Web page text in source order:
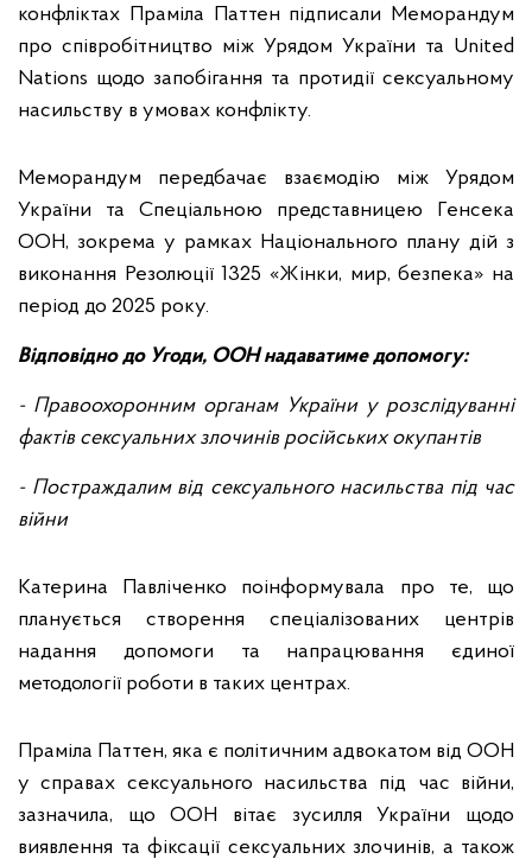
конфліктах Праміла Паттен підписали Меморандум
про співробітництво між Урядом України та United
Nations щодо запобігання та протидії сексуальному
насильству в умовах конфлікту.
Меморандум передбачає взаємодію між Урядом
України та Спеціальною представницею Генсека
ООН, зокрема у рамках Національного плану дій з
виконання Резолюції 1325 «Жінки, мир, безпека» на
період до 2025 року.
Відповідно до Угоди, ООН надаватиме допомогу:
- Правоохоронним органам України у розслідуванні
фактів сексуальних злочинів російських окупантів
- Постраждалим від сексуального насильства під час
війни
Катерина Павліченко поінформувала про те, що
планується створення спеціалізованих центрів
надання допомоги та напрацювання єдиної
методології роботи в таких центрах.
Праміла Паттен, яка є політичним адвокатом від ООН
у справах сексуального насильства під час війни,
зазначила, що ООН вітає зусилля України щодо
виявлення та фіксації сексуальних злочинів, а також